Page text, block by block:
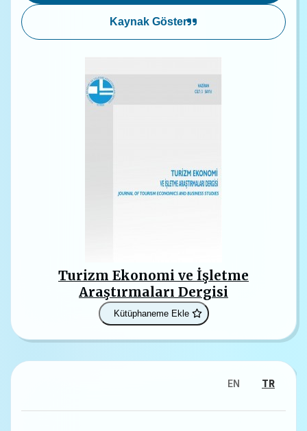
Kaynak Göster
Turizm Ekonomi ve İşletme
Araştırmaları Dergisi
Kütüphaneme Ekle
EN TR